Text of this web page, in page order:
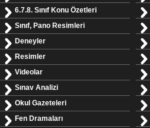
6.7.8. Sınıf Konu Özetleri
Sınıf, Pano Resimleri
Deneyler
Resimler
Videolar
Sınav Analizi
Okul Gazeteleri
Fen Dramaları